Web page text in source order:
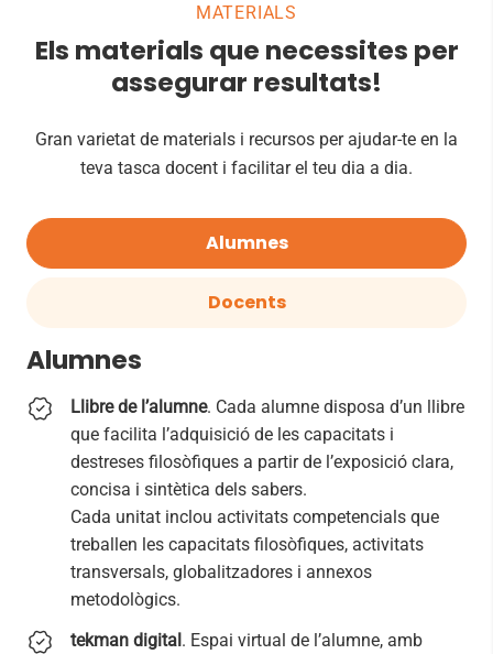
MATERIALS
Els materials que necessites per
assegurar resultats!
Gran varietat de materials i recursos per ajudar-te en la
teva tasca docent i facilitar el teu dia a dia.
Alumnes
Docents
Alumnes
Llibre de l’alumne. Cada alumne disposa d’un llibre
que facilita l’adquisició de les capacitats i
destreses filosòfiques a partir de l’exposició clara,
concisa i sintètica dels sabers.
Cada unitat inclou activitats competencials que
treballen les capacitats filosòfiques, activitats
transversals, globalitzadores i annexos
metodològics.
tekman digital. Espai virtual de l’alumne, amb